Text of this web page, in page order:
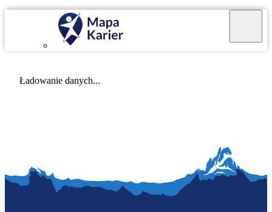
Ładowanie danych...